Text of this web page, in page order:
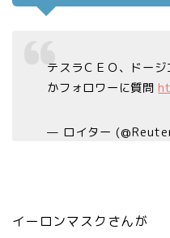
テスラＣＥＯ、ドー
かフォロワーに質問
— ロイター
イーロンマスクさんが